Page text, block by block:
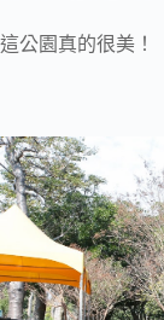
這公園真的很美！